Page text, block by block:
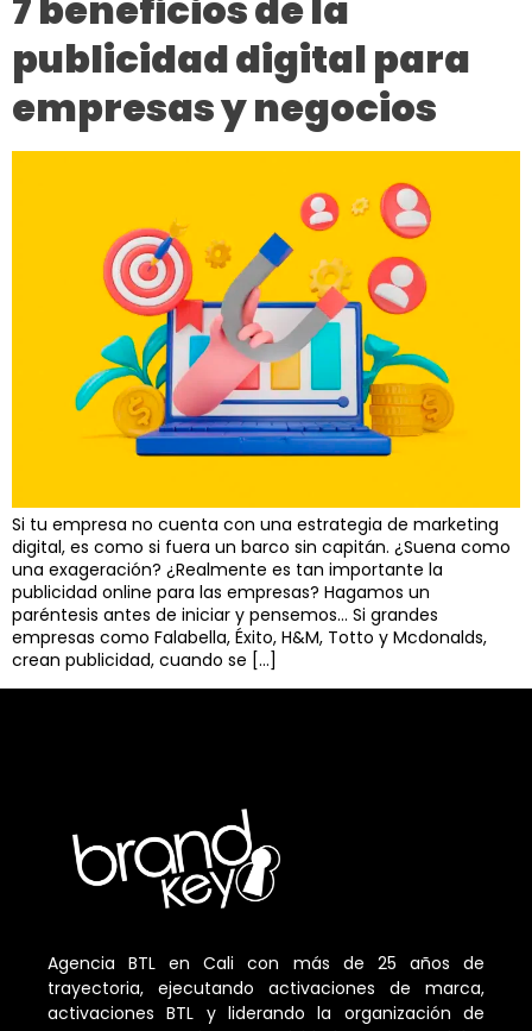
publicidad digital para
empresas y negocios
Si tu empresa no cuenta con una estrategia de marketing
digital, es como si fuera un barco sin capitán. ¿Suena como
una exageración? ¿Realmente es tan importante la
publicidad online para las empresas? Hagamos un
paréntesis antes de iniciar y pensemos… Si grandes
empresas como Falabella, Éxito, H&M, Totto y Mcdonalds,
crean publicidad, cuando se […]
Agencia BTL en Cali con más de 25 años de
trayectoria, ejecutando activaciones de marca,
activaciones BTL y liderando la organización de